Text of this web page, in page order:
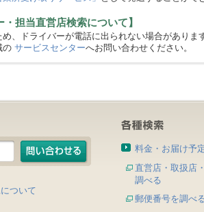
・担当直営店検索について】
、ドライバーが電話に出られない場合があります
の サービスセンターへお問い合わせください。
ついて
料金・お届け予
直営店・取扱店
調べる
郵便番号を調べ